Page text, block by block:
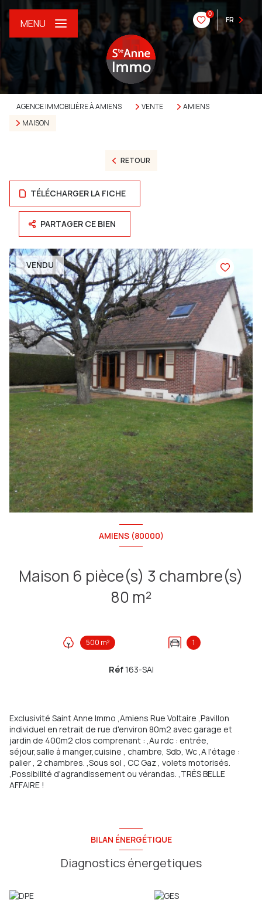
0
FR
MENU
AGENCE IMMOBILIÈRE À AMIENS VENTE
AMIENS
MAISON
RETOUR
TÉLÉCHARGER LA FICHE
PARTAGER CE BIEN
VENDU
AMIENS (80000)
Maison 6 pièce(s) 3 chambre(s)
80 m²
500 m² 1
Réf163-SAI
Exclusivité Saint Anne Immo ,Amiens Rue Voltaire ,Pavillon
individuel en retrait de rue d'environ 80m2 avec garage et
jardin de 400m2 clos comprenant : ,Au rdc : entrée,
séjour,salle à manger,cuisine , chambre, Sdb, Wc ,A l'étage :
palier , 2 chambres. ,Sous sol , CC Gaz , volets motorisés.
,Possibilité d'agrandissement ou vérandas. ,TRÈS BELLE
AFFAIRE !
BILAN ÉNERGÉTIQUE
Diagnostics énergetiques